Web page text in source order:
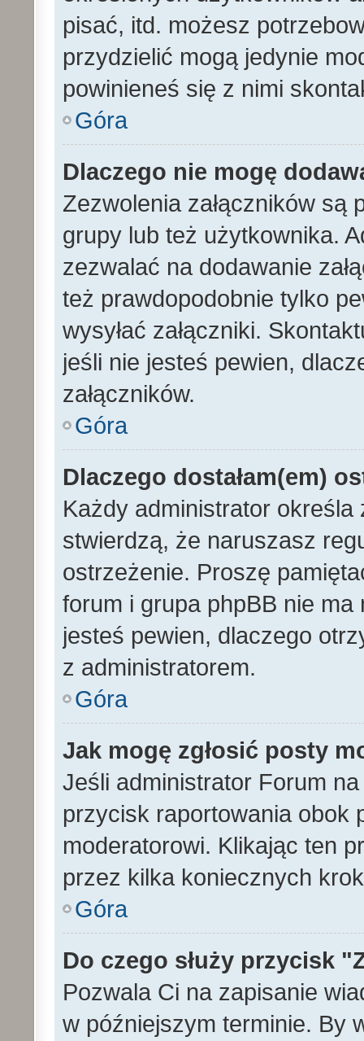
pisać, itd. możesz
przydzielić mogą jedynie
powinieneś się z nimi
Góra
Dlaczego nie mogę
Zezwolenia załączników są
grupy lub też użytkownika.
zezwalać na dodawanie
też prawdopodobnie tylko
wysyłać załączniki.
jeśli nie jesteś pewien,
załączników.
Góra
Dlaczego dostałam(em)
Każdy administrator
stwierdzą, że naruszasz
ostrzeżenie. Proszę
forum i grupa phpBB nie
jesteś pewien, dlaczego
z administratorem.
Góra
Jak mogę zgłosić posty
Jeśli administrator Forum
przycisk raportowania obok
moderatorowi. Klikając ten
przez kilka koniecznych
Góra
Do czego służy przycisk
Pozwala Ci na zapisanie
w późniejszym terminie. By